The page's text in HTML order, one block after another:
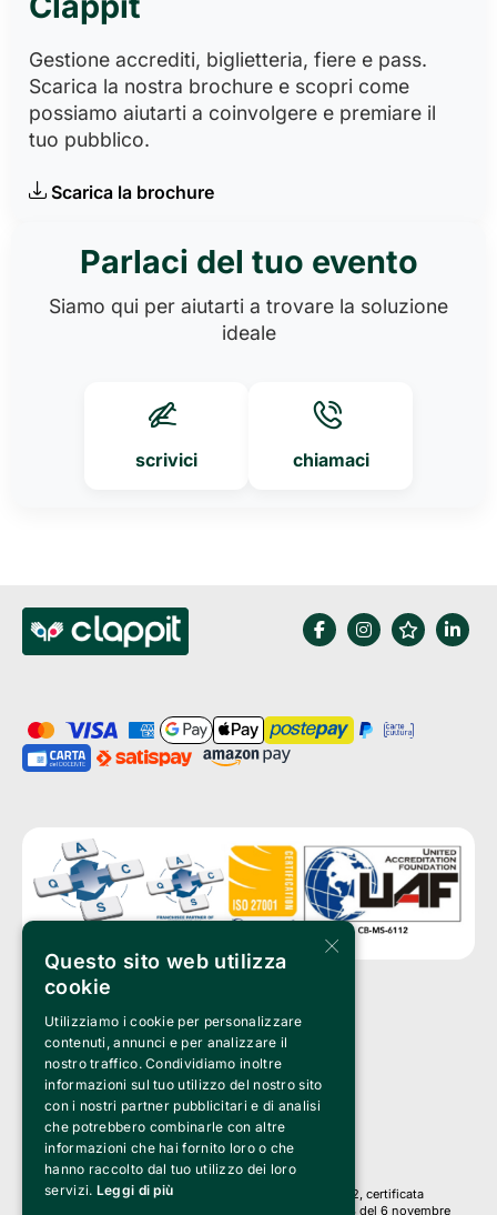
Gestione accrediti, biglietteria, fiere e pass.
Scarica la nostra brochure e scopri come
possiamo aiutarti a coinvolgere e premiare il
tuo pubblico.
Scarica la brochure
Parlaci del tuo evento
Siamo qui per aiutarti a trovare la soluzione
ideale
scrivici chiamaci
Clappit è un marchio di proprietà di:
Bemils Srl
a Socio Unico
Via Fosse Ardeatine, 4 -20092 Cinisello Balsamo (MI)
PI 05589050961
Iscr. C.C.I.A.A. Milano R.E.A. 1833471
© 2010-2025 Bemils Srl - Tutti i diritti riservati
Credits:
Clappit è basato sulla piattaforma di biglietteria Belive 6.2, certificata
dall’Agenzia delle Entrate con protocollo n. 2025/445474 del 6 novembre
×
Questo sito web utilizza
cookie
Utilizziamo i cookie per personalizzare
contenuti, annunci e per analizzare il
nostro traffico. Condividiamo inoltre
informazioni sul tuo utilizzo del nostro sito
con i nostri partner pubblicitari e di analisi
che potrebbero combinarle con altre
informazioni che hai fornito loro o che
hanno raccolto dal tuo utilizzo dei loro
servizi. Leggi di più